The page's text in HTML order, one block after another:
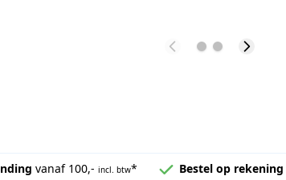
vanaf 100,- incl. btw* Bestel op rekening